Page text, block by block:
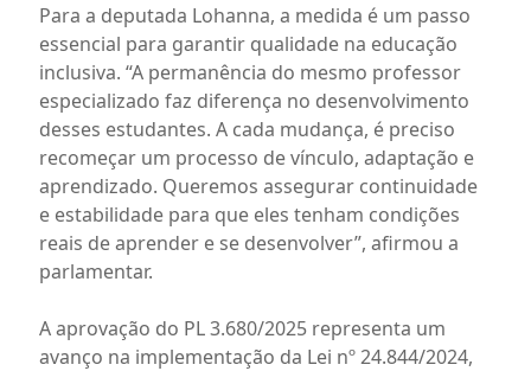
Para a deputada Lohanna, a medida é um passo
essencial para garantir qualidade na educação
inclusiva. “A permanência do mesmo professor
especializado faz diferença no desenvolvimento
desses estudantes. A cada mudança, é preciso
recomeçar um processo de vínculo, adaptação e
aprendizado. Queremos assegurar continuidade
e estabilidade para que eles tenham condições
reais de aprender e se desenvolver”, afirmou a
parlamentar.
A aprovação do PL 3.680/2025 representa um
avanço na implementação da Lei nº 24.844/2024,